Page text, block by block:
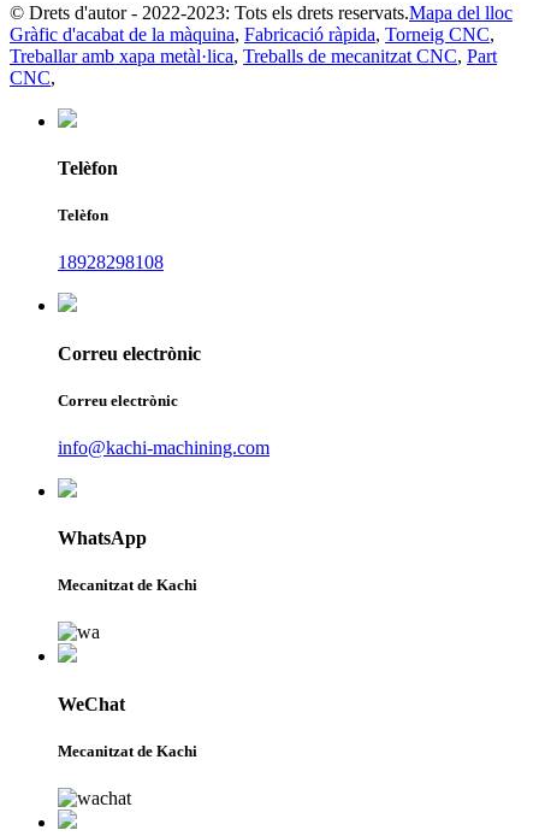
© Drets d'autor - 2022-2023: Tots els drets reservats.Mapa del lloc
Gràfic d'acabat de la màquina, Fabricació ràpida, Torneig CNC,
Treballar amb xapa metàl·lica, Treballs de mecanitzat CNC, Part
CNC,
Telèfon
Telèfon
18928298108
Correu electrònic
Correu electrònic
info@kachi-machining.com
WhatsApp
Mecanitzat de Kachi
WeChat
Mecanitzat de Kachi